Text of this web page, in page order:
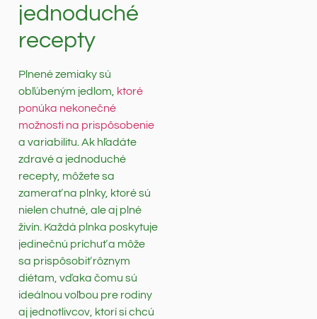
jednoduché
recepty
Plnené zemiaky sú
obľúbeným jedlom, ktoré
ponúka nekonečné
možnosti na prispôsobenie
a variabilitu. Ak hľadáte
zdravé a jednoduché
recepty, môžete sa
zamerať na plnky, ktoré sú
nielen chutné, ale aj plné
živín. Každá plnka poskytuje
jedinečnú príchuť a môže
sa prispôsobiť rôznym
diétam, vďaka čomu sú
ideálnou voľbou pre rodiny
aj jednotlivcov, ktorí si chcú